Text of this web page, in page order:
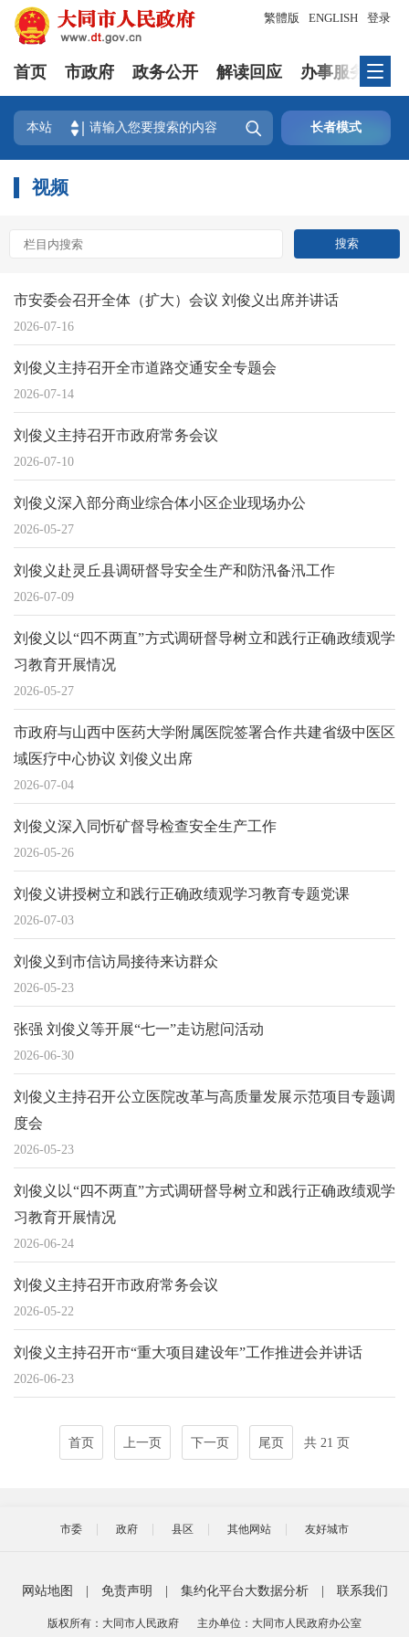
登录
繁體版 ENGLISH
首页 市政府 政务公开 解读回应 办事服务
本站  长者模式
视频
市安委会召开全体（扩大）会议 刘俊义出席并讲话
2026-07-16
刘俊义主持召开全市道路交通安全专题会
2026-07-14
刘俊义主持召开市政府常务会议
2026-07-10
刘俊义深入部分商业综合体小区企业现场办公
2026-05-27
刘俊义赴灵丘县调研督导安全生产和防汛备汛工作
2026-07-09
刘俊义以“四不两直”方式调研督导树立和践行正确政绩观学
习教育开展情况
2026-05-27
市政府与山西中医药大学附属医院签署合作共建省级中医区
域医疗中心协议 刘俊义出席
2026-07-04
刘俊义深入同忻矿督导检查安全生产工作
2026-05-26
刘俊义讲授树立和践行正确政绩观学习教育专题党课
2026-07-03
刘俊义到市信访局接待来访群众
2026-05-23
张强 刘俊义等开展“七一”走访慰问活动
2026-06-30
刘俊义主持召开公立医院改革与高质量发展示范项目专题调
度会
2026-05-23
刘俊义以“四不两直”方式调研督导树立和践行正确政绩观学
习教育开展情况
2026-06-24
刘俊义主持召开市政府常务会议
2026-05-22
刘俊义主持召开市“重大项目建设年”工作推进会并讲话
2026-06-23
首页 上一页 下一页 尾页 共 21 页
市委 政府 县区 其他网站 友好城市
网站地图 免责声明 集约化平台大数据分析 联系我们
版权所有：大同市人民政府 主办单位：大同市人民政府办公室